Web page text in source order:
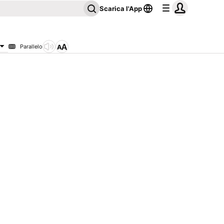
Scarica l'App
Parallelo